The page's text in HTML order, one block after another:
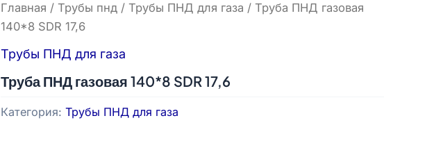
Главная / Трубы пнд / Трубы ПНД для газа / Труба ПНД газовая
140*8 SDR 17,6
Трубы ПНД для газа
Труба ПНД газовая 140*8 SDR 17,6
Категория: Трубы ПНД для газа